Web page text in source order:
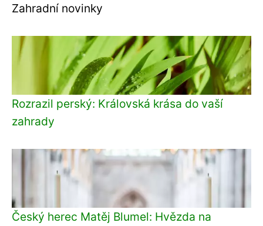
Zahradní novinky
Rozrazil perský: Královská krása do vaší
zahrady
Český herec Matěj Blumel: Hvězda na